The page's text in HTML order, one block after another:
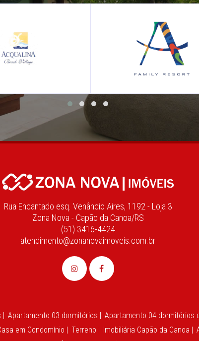
Rua Encantado esq. Venâncio Aires, 1192 - Loja 3
Zona Nova - Capão da Canoa/RS
(51) 3416-4424
atendimento@zonanovaimoveis.com.br
| Apartamento 03 dormitórios | Apartamento 04 dormitórios
em Condomínio | Terreno | Imobiliária Capão da Canoa |